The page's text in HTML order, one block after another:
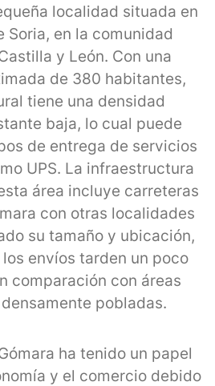
localidad situada en
Soria, en la comunidad
y León. Con una
de 380 habitantes,
tiene una densidad
baja, lo cual puede
de entrega de servicios
UPS. La infraestructura
área incluye carreteras
con otras localidades
su tamaño y ubicación,
envíos tarden un poco
comparación con áreas
pobladas.
ha tenido un papel
y el comercio debido